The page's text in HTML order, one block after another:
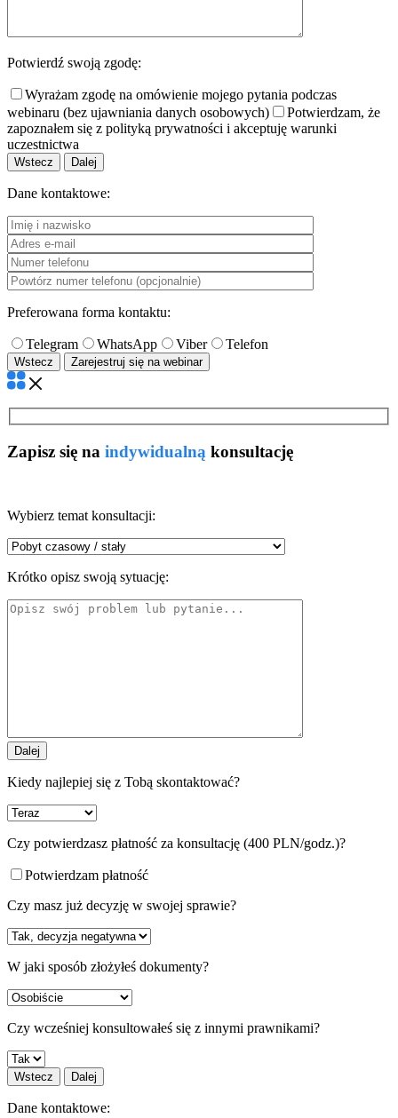
Potwierdź swoją zgodę:
Wyrażam zgodę na omówienie mojego pytania podczas
webinaru (bez ujawniania danych osobowych)
Potwierdzam, że
zapoznałem się z polityką prywatności i akceptuję warunki
uczestnictwa
Wstecz Dalej
Dane kontaktowe:
Preferowana forma kontaktu:
Telegram WhatsApp Viber Telefon
Wstecz
Zapisz się na indywidualną konsultację
Wybierz temat konsultacji:
Krótko opisz swoją sytuację:
Dalej
Kiedy najlepiej się z Tobą skontaktować?
Czy potwierdzasz płatność za konsultację (400 PLN/godz.)?
Potwierdzam płatność
Czy masz już decyzję w swojej sprawie?
W jaki sposób złożyłeś dokumenty?
Czy wcześniej konsultowałeś się z innymi prawnikami?
Wstecz Dalej
Dane kontaktowe: